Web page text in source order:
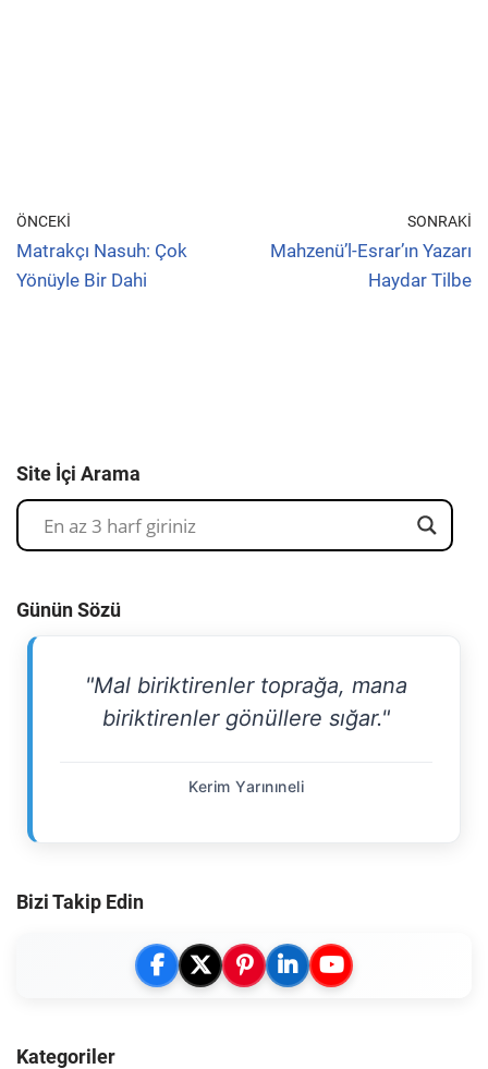
ÖNCEKI
Matrakçı Nasuh: Çok
Yönüyle Bir Dahi
SONRAKI
Mahzenü’l-Esrar’ın Yazarı
Haydar Tilbe
Site İçi Arama
Günün Sözü
"Mal biriktirenler toprağa, mana
biriktirenler gönüllere sığar."
Kerim Yarınıneli
Bizi Takip Edin
Kategoriler